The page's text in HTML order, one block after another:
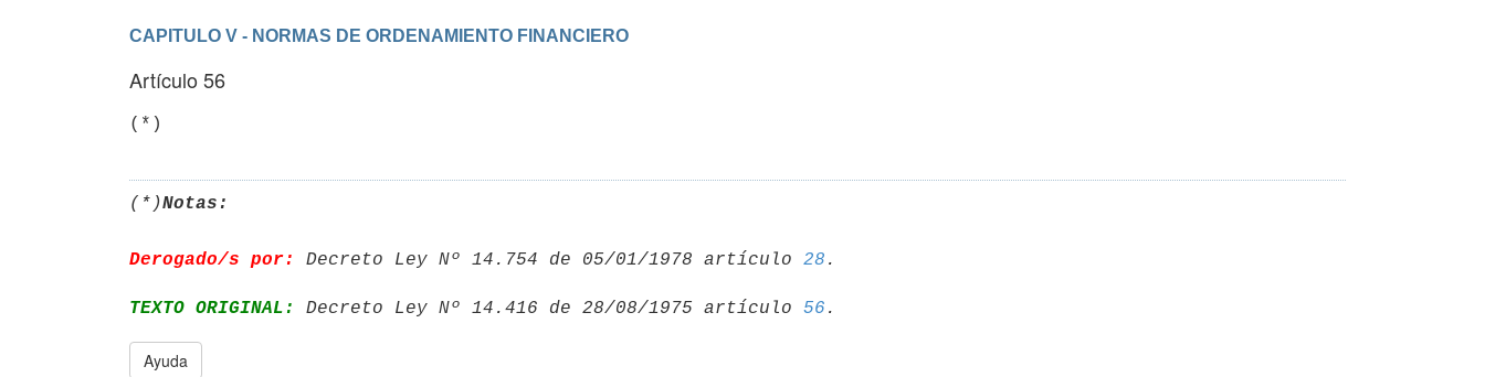
CAPITULO V - NORMAS DE ORDENAMIENTO FINANCIERO
Artículo 56
(*)Notas:
Derogado/s por: Decreto Ley Nº 14.754 de 05/01/1978 artículo 28
TEXTO ORIGINAL: Decreto Ley Nº 14.416 de 28/08/1975 artículo 56
Ayuda